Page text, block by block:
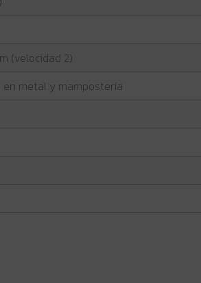
(velocidad 2)
en metal y mampostería